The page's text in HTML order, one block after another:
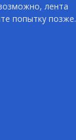
лента
попытку позже.